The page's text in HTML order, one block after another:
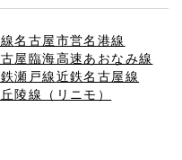
名古屋市営名港線
屋臨海高速あおなみ線
瀬戸線近鉄名古屋線
陵線（リニモ）